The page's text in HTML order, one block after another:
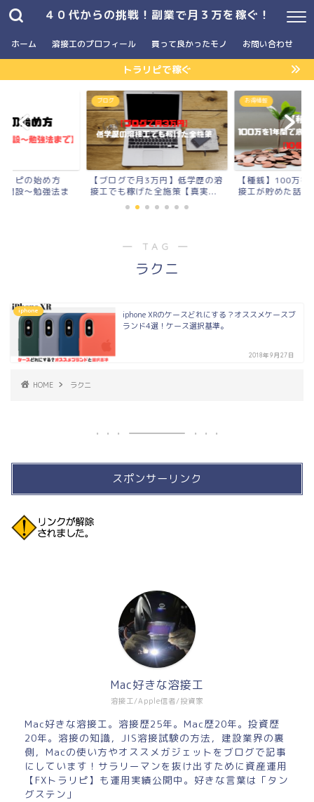
４０代からの挑戦！副業で月３万を稼ぐ！
ホーム 溶接工のプロフィール 買って良かったモノ お問い合わせ
トラリピで稼ぐ
リピの始め方
開設〜勉強法ま
ブログ
【ブログで月3万円】低学歴の溶
接工でも稼げた全施策【真実...
お得情報
【種銭】100万
接工が貯めた話
― TAG ―
ラクニ
iphone
iphone XRのケースどれにする？オススメケースブ
ランド4選！ケース選択基準。
2018年9月27日
HOME ラクニ
スポンサーリンク
溶接工/Apple信者/投資家
Mac好きな溶接工
Mac好きな溶接工。溶接歴25年。Mac歴20年。投資歴
20年。溶接の知識，JIS溶接試験の方法，建設業界の裏
側，Macの使い方やオススメガジェットをブログで記事
にしています！サラリーマンを抜け出すために資産運用
【FXトラリピ】も運用実績公開中。好きな言葉は「タン
グステン」